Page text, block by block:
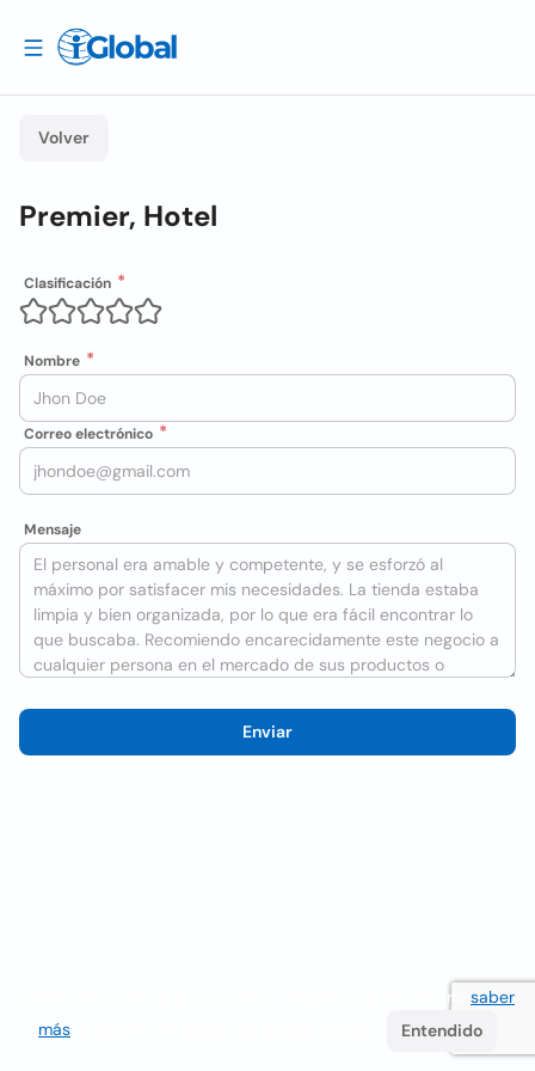
Volver
Premier, Hotel
Clasificación
Nombre
Correo electrónico
Mensaje
Enviar
Utilizamos cookies para mejorar la experiencia del usuario saber
más
Entendido